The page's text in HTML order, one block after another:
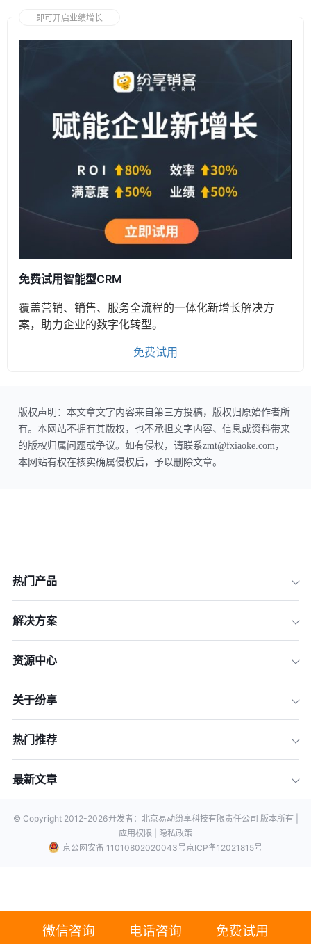
微信咨询 电话咨询 免费试用
即可开启业绩增长
免费试用智能型CRM
覆盖营销、销售、服务全流程的一体化新增长解决方
案，助力企业的数字化转型。
免费试用
版权声明：本文章文字内容来自第三方投稿，版权归原始作者所
有。本网站不拥有其版权，也不承担文字内容、信息或资料带来
的版权归属问题或争议。如有侵权，请联系zmt@fxiaoke.com，
本网站有权在核实确属侵权后，予以删除文章。
热门产品
解决方案
资源中心
关于纷享
热门推荐
最新文章
© Copyright 2012-2026开发者：北京易动纷享科技有限责任公司 版本所有 |
应用权限 |
隐私政策
京公网安备 11010802020043号京ICP备12021815号